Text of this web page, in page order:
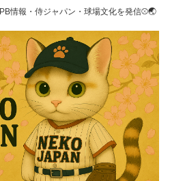
情報・侍ジャパン・球場文化を発信⚾🌏